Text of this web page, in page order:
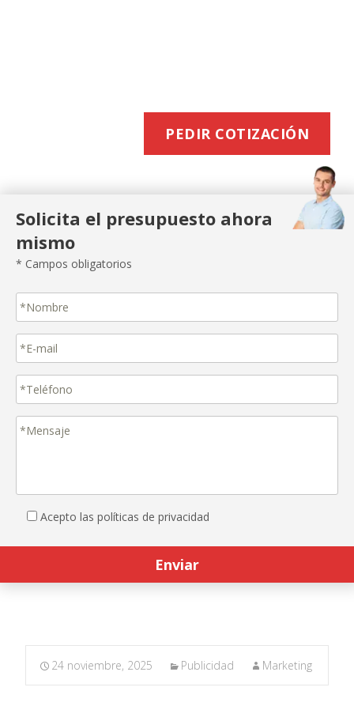
PEDIR COTIZACIÓN
Solicita el presupuesto ahora
mismo
* Campos obligatorios
Acepto las políticas de privacidad
24 noviembre, 2025 Publicidad Marketing